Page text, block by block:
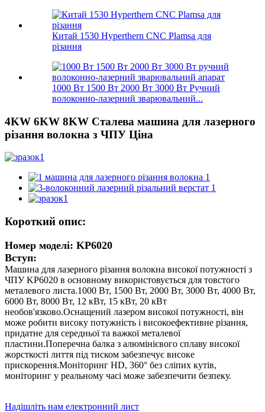
Китай 1530 Hyperthern CNC Plamsa для
різання
1000 Вт 1500 Вт 2000 Вт 3000 Вт Ручний
волоконно-лазерний зварювальний...
4KW 6KW 8KW Сталева машина для лазерного
різання волокна з ЧПУ Ціна
Короткий опис:
Номер моделі: KP6020
Вступ:
Машина для лазерного різання волокна високої потужності з
ЧПУ KP6020 в основному використовується для товстого
металевого листа.1000 Вт, 1500 Вт, 2000 Вт, 3000 Вт, 4000 Вт,
6000 Вт, 8000 Вт, 12 кВт, 15 кВт, 20 кВт
необов'язково.Оснащений лазером високої потужності, він
може робити високу потужність і високоефективне різання,
придатне для середньої та важкої металевої
пластини.Поперечна балка з алюмінієвого сплаву високої
жорсткості лиття під тиском забезпечує високе
прискорення.Моніторинг HD, 360° без сліпих кутів,
моніторинг у реальному часі може забезпечити безпеку.
Надішліть нам електронний лист